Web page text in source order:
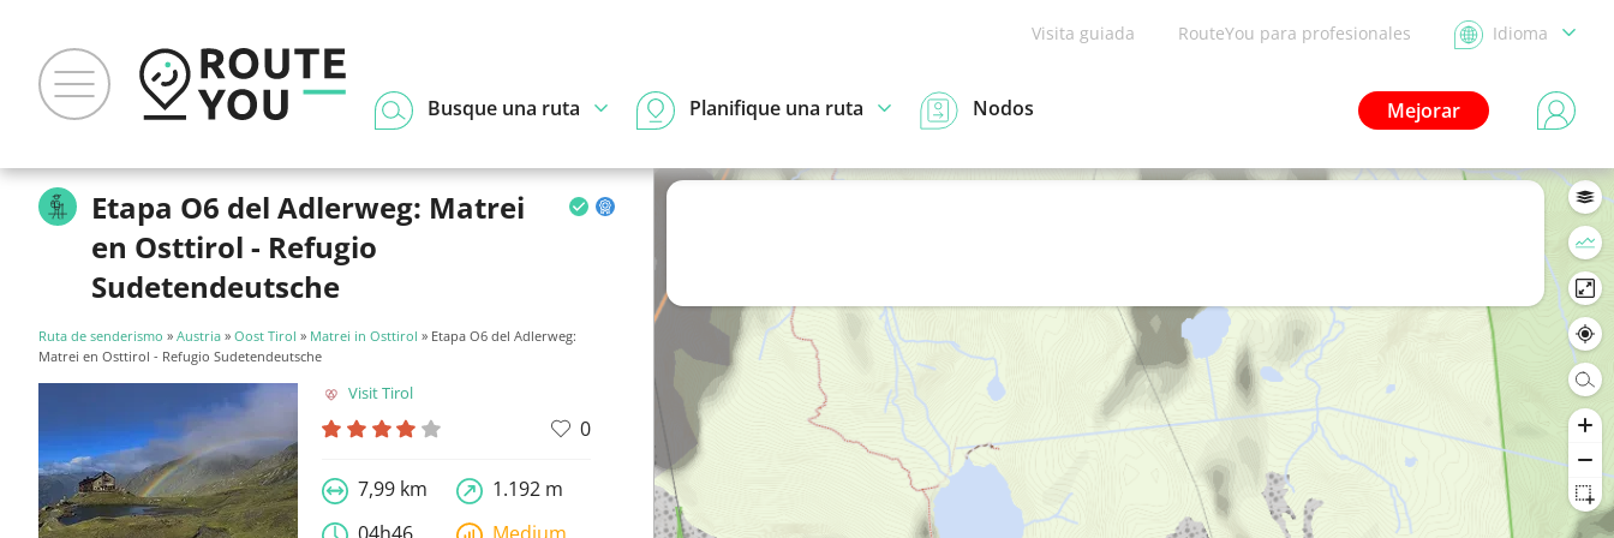
Visita guiada RouteYou para profesionales Idioma
Mejorar
Busque una ruta Planifique una ruta Nodos
Etapa O6 del Adlerweg: Matrei
en Osttirol - Refugio
Sudetendeutsche
Ruta de senderismo » Austria » Oost Tirol » Matrei in Osttirol » Etapa O6 del Adlerweg:
Matrei en Osttirol - Refugio Sudetendeutsche
Visit Tirol
0
7,99 km
1.192 m